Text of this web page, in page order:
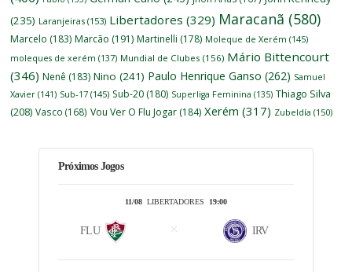
(235) Laranjeiras (153) Libertadores (329) Maracanã (580)
Marcelo (183) Marcão (191) Martinelli (178) Moleque de Xerém (145)
moleques de xerém (137) Mundial de Clubes (156) Mário Bittencourt
(346) Nenê (183) Nino (241) Paulo Henrique Ganso (262) Samuel
Xavier (141) Sub-17 (145) Sub-20 (180) Superliga Feminina (135) Thiago Silva
(208) Vasco (168) Vou Ver O Flu Jogar (184) Xerém (317) Zubeldía (150)
Próximos Jogos
11/08LIBERTADORES 19:00
FLU IRV